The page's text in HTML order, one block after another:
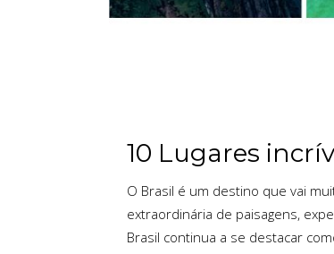
10 Lugares
O Brasil é um destino que vai
extraordinária de paisagens,
Brasil continua a se destacar